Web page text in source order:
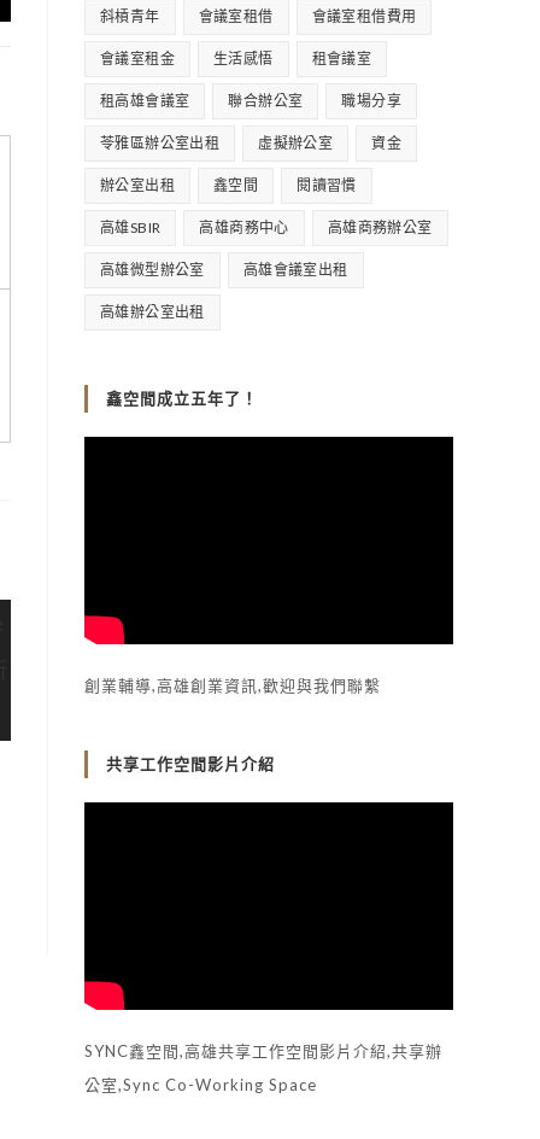
斜槓青年 會議室租借 會議室租借費用
會議室租金 生活感悟 租會議室
租高雄會議室 聯合辦公室 職場分享
苓雅區辦公室出租 虛擬辦公室 資金
辦公室出租 鑫空間 閱讀習慣
高雄SBIR 高雄商務中心 高雄商務辦公室
高雄微型辦公室 高雄會議室出租
高雄辦公室出租
鑫空間成立五年了！
創業輔導,高雄創業資訊,歡迎與我們聯繫
共享工作空間影片介紹
SYNC鑫空間,高雄共享工作空間影片介紹,共享辦
公室,Sync Co-Working Space